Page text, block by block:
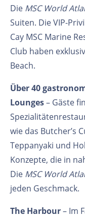
Die MSC World
Suiten. Die VIP-
Cay MSC Marine
Club haben
Beach.
Über 40
Lounges– Gäste
wie das Butcher’s
Teppanyaki und
Konzepte, die in
Die MSC World
jeden Geschmack.
The Harbour– Im